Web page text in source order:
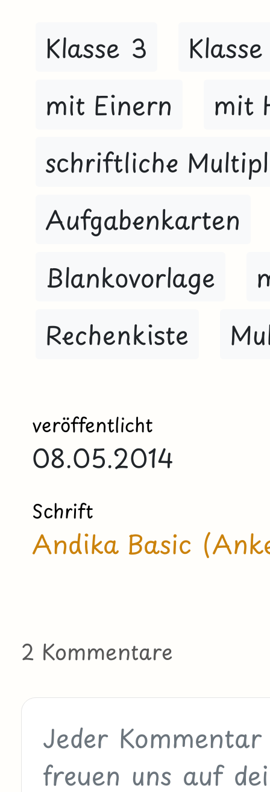
Klasse 3
mit Einern
mit
schriftliche
Aufgabenkarten
Blankovorlage
Rechenkiste
veröffentlicht
08.05.2014
Schrift
Andika Basic
2 Kommentare